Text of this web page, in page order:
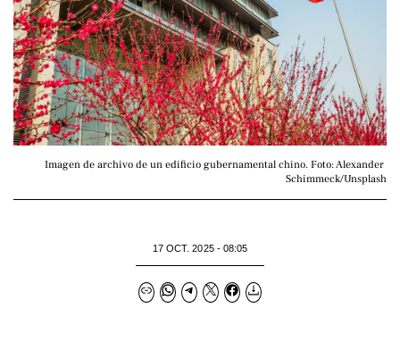
Imagen de archivo de un edificio gubernamental chino. Foto: Alexander
Schimmeck/Unsplash
17 OCT. 2025 - 08:05